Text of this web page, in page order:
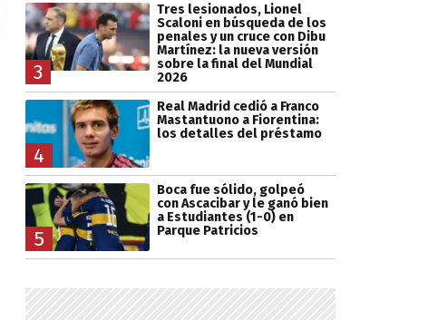
3
Tres lesionados, Lionel
Scaloni en búsqueda de los
penales y un cruce con Dibu
Martínez: la nueva versión
sobre la final del Mundial
2026
4
Real Madrid cedió a Franco
Mastantuono a Fiorentina:
los detalles del préstamo
5
Boca fue sólido, golpeó
con Ascacibar y le ganó bien
a Estudiantes (1-0) en
Parque Patricios